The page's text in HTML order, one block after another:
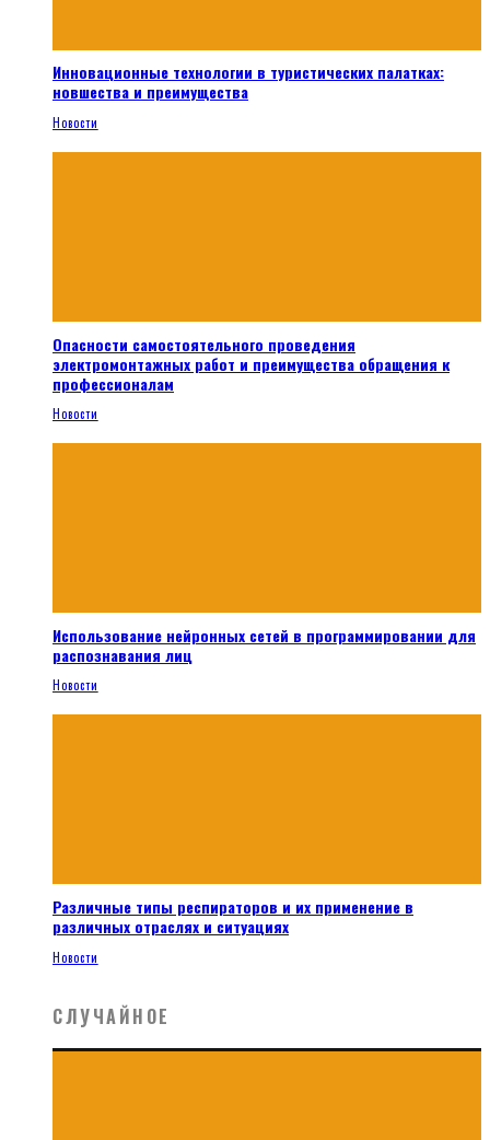
Инновационные технологии в туристических палатках:
новшества и преимущества
Новости
Опасности самостоятельного проведения
электромонтажных работ и преимущества обращения к
профессионалам
Новости
Использование нейронных сетей в программировании для
распознавания лиц
Новости
Различные типы респираторов и их применение в
различных отраслях и ситуациях
Новости
СЛУЧАЙНОЕ